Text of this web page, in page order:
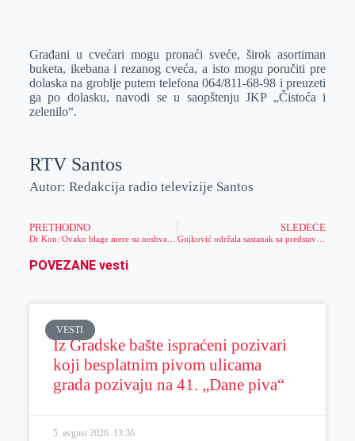
Građani u cvećari mogu pronaći sveće, širok asortiman
buketa, ikebana i rezanog cveća, a isto mogu poručiti pre
dolaska na groblje putem telefona 064/811-68-98 i preuzeti
ga po dolasku, navodi se u saopštenju JKP „Čistoća i
zelenilo“.
RTV Santos
Autor: Redakcija radio televizije Santos
PRETHODNO
Dr Kon: Ovako blage mere su neshvatljive, sada je gore nego u decembru kada smo imali 8.000 zaraženih
SLEDEĆE
POVEZANE vesti
VESTI
Iz Gradske bašte ispraćeni pozivari
koji besplatnim pivom ulicama
grada pozivaju na 41. „Dane piva“
5. avgust 2026. 13:36